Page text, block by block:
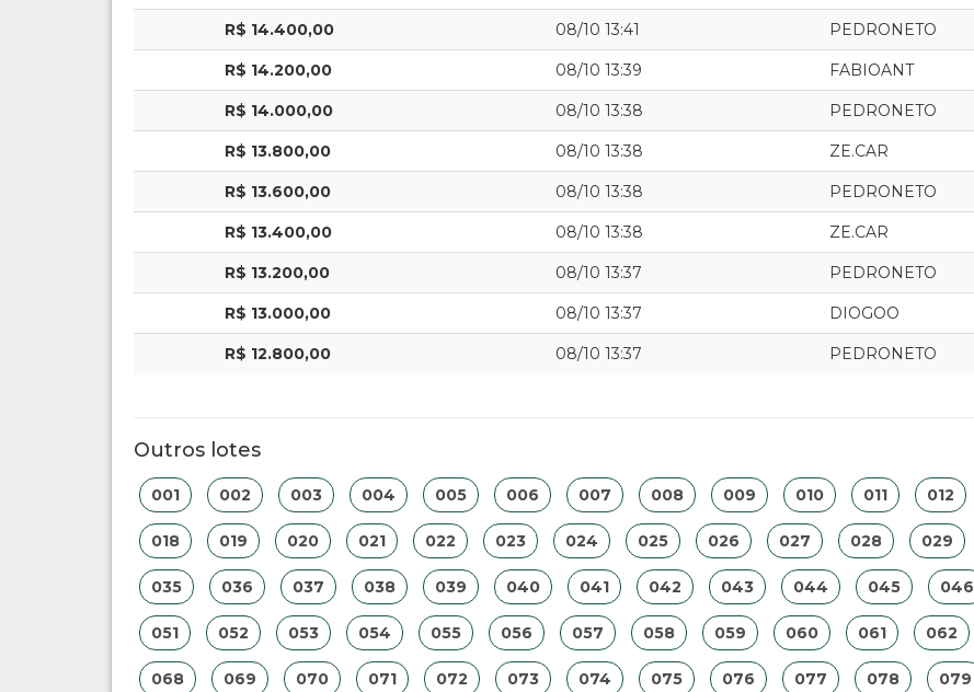
R$ 14.400,00 08/10 13:41 PEDRONETO
R$ 14.200,00 08/10 13:39 FABIOANT
R$ 14.000,00 08/10 13:38 PEDRONETO
R$ 13.800,00 08/10 13:38 ZE.CAR
R$ 13.600,00 08/10 13:38 PEDRONETO
R$ 13.400,00 08/10 13:38 ZE.CAR
R$ 13.200,00 08/10 13:37 PEDRONETO
R$ 13.000,00 08/10 13:37 DIOGOO
R$ 12.800,00 08/10 13:37 PEDRONETO
Outros lotes
001 002 003 004 005 006 007 008 009 010 011 012
018 019 020 021 022 023 024 025 026 027 028 029
035 036 037 038 039 040 041 042 043 044 045 046
051 052 053 054 055 056 057 058 059 060 061 062
068 069 070 071 072 073 074 075 076 077 078 079